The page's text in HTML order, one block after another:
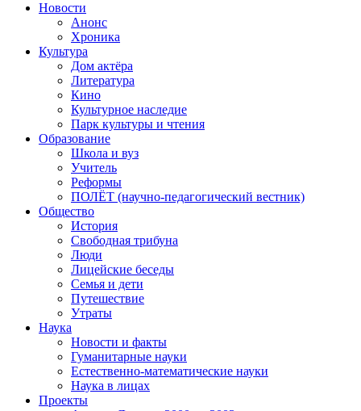
Новости
Анонс
Хроника
Культура
Дом актёра
Литература
Кино
Культурное наследие
Парк культуры и чтения
Образование
Школа и вуз
Учитель
Реформы
ПОЛЁТ (научно-педагогический вестник)
Общество
История
Свободная трибуна
Люди
Лицейские беседы
Семья и дети
Путешествие
Утраты
Наука
Новости и факты
Гуманитарные науки
Естественно-математические науки
Наука в лицах
Проекты